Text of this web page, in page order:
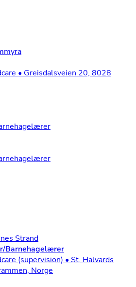
• Greisdalsveien 20, 8028
som er ambisiøs på vegne av
Strand
Barnehagelærer
(supervision) • St. Halvards
Norge